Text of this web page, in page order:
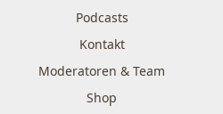
Podcasts
Kontakt
Moderatoren & Team
Shop